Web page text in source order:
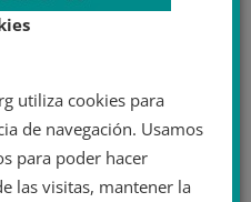
utiliza cookies para
de navegación. Usamos
para poder hacer
las visitas, mantener la